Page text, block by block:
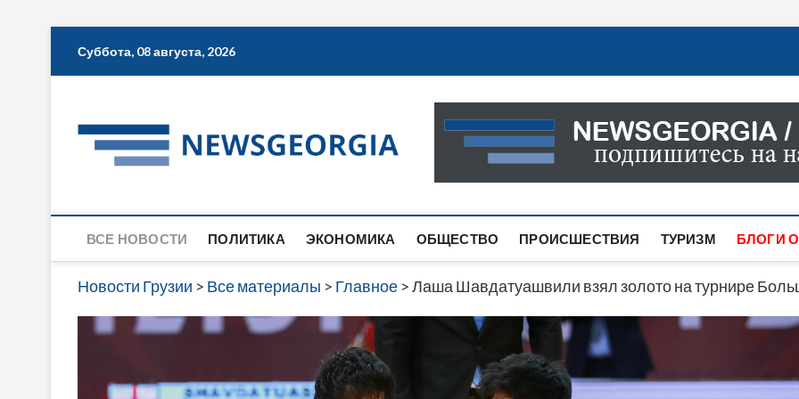
Суббота, 08 августа, 2026
Новости Грузии
САМАЯ АКТУАЛЬНАЯ ИНФОРМАЦИЯ О СОБЫТИЯХ
САЙТЕ ВЫ НАЙДЕТЕ НОВОСТИ ПОЛИТИКИ,
ВСЕ НОВОСТИ ПОЛИТИКА ЭКОНОМИКА ОБЩЕСТВО ПРОИСШЕСТВИЯ ТУРИЗМ БЛОГИ
Новости Грузии > Все материалы > Главное >Лаша Шавдатуашвили взял золото на турнире